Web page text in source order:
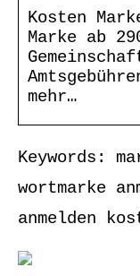
Kosten
Marke ab
mehr…
Keywords:
wortmarke
anmelden